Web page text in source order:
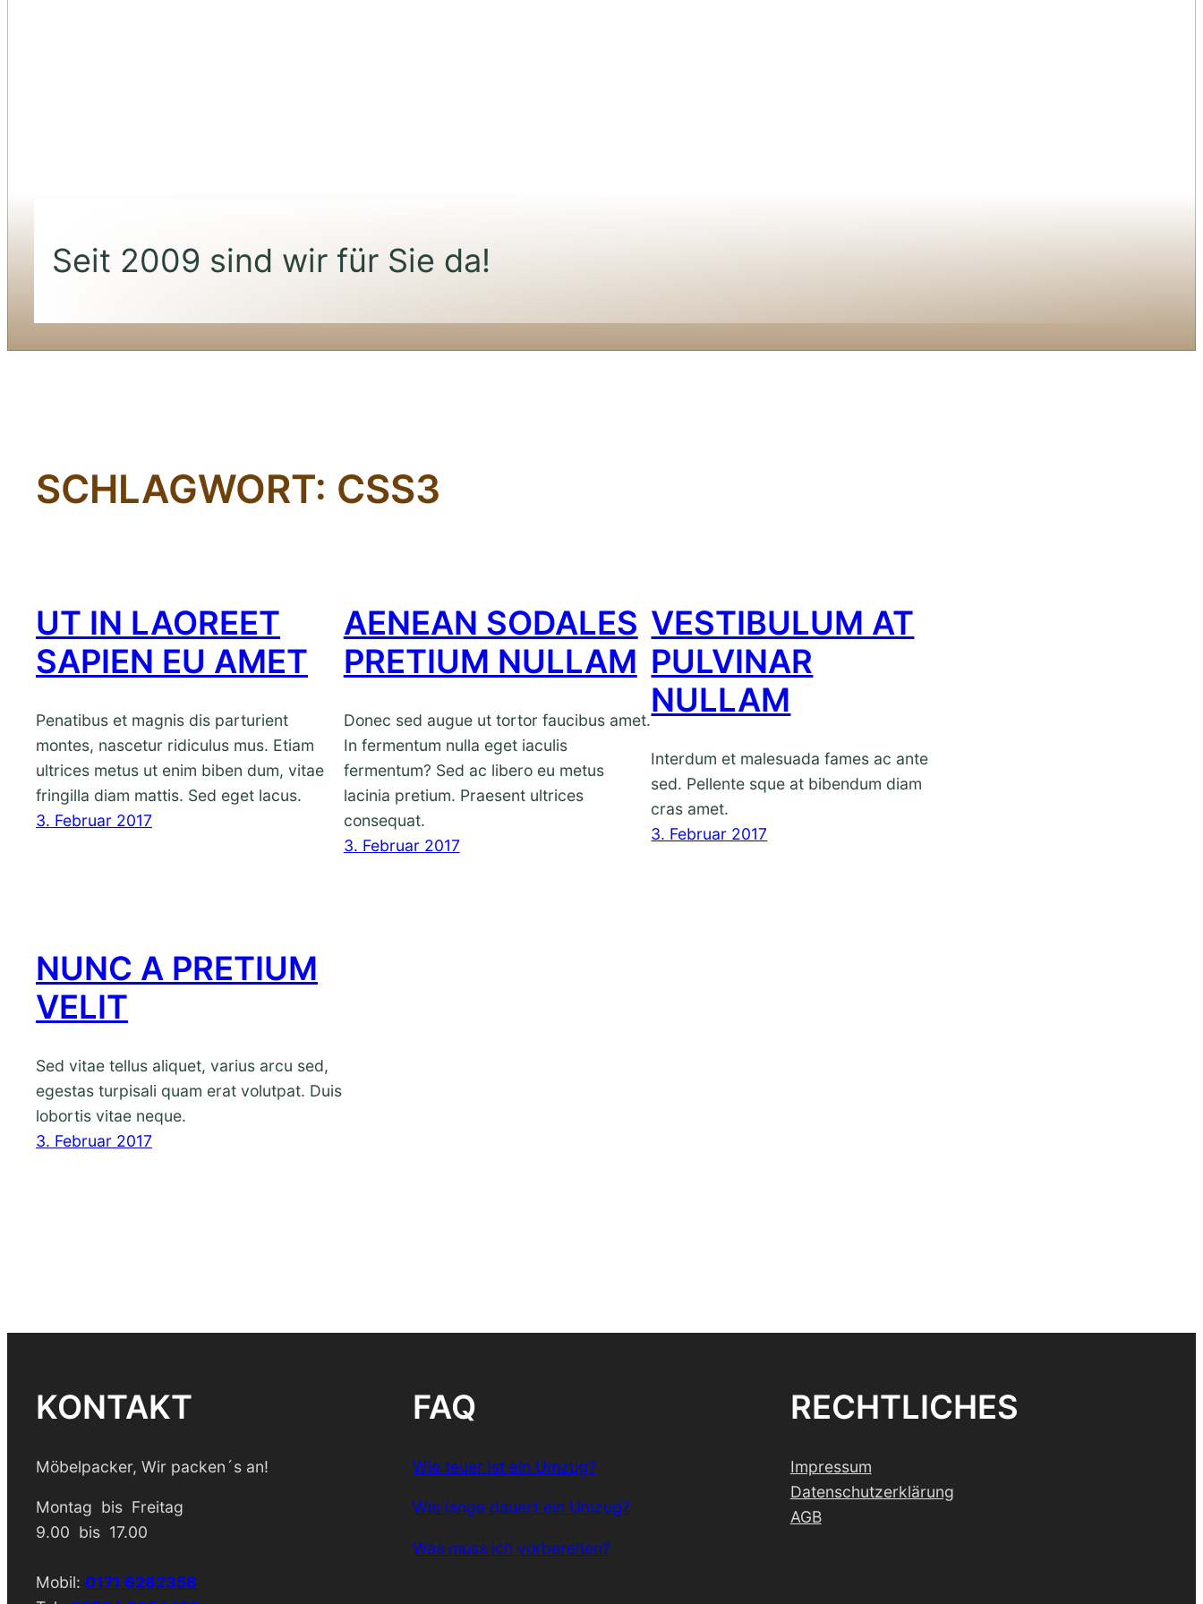
Seit 2009 sind wir für Sie da!
SCHLAGWORT: CSS3
UT IN LAOREET
SAPIEN EU AMET
Penatibus et magnis dis parturient
montes, nascetur ridiculus mus. Etiam
ultrices metus ut enim biben dum, vitae
fringilla diam mattis. Sed eget lacus.
3. Februar 2017
AENEAN SODALES
PRETIUM NULLAM
Donec sed augue ut tortor faucibus amet.
In fermentum nulla eget iaculis
fermentum? Sed ac libero eu metus
lacinia pretium. Praesent ultrices
consequat.
3. Februar 2017
VESTIBULUM AT
PULVINAR
NULLAM
Interdum et malesuada fames ac ante
sed. Pellente sque at bibendum diam
cras amet.
3. Februar 2017
NUNC A PRETIUM
VELIT
Sed vitae tellus aliquet, varius arcu sed,
egestas turpisali quam erat volutpat. Duis
lobortis vitae neque.
3. Februar 2017
KONTAKT
Möbelpacker, Wir packen´s an!
Montag bis Freitag
9.00 bis 17.00
Mobil: 0171 6282358
FAQ
Wie teuer ist ein Umzug?
Wie lange dauert ein Umzug?
Was muss ich vorbereiten?
RECHTLICHES
Impressum
Datenschutzerklärung
AGB